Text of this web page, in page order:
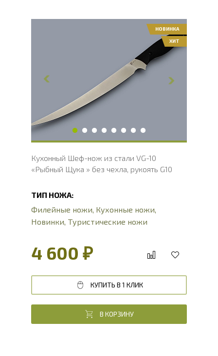
325
225
Толщина обуха, мм
2.1
Длина рукояти, мм
Твердость клинка, HRC
НОВИНКА
ХИТ
Кухонный Шеф-нож из стали VG-10
«Рыбный Щука » без чехла, рукоять G10
ТИП НОЖА:
Филейные ножи, Кухонные ножи,
Новинки, Туристические ножи
4 600 ₽
КУПИТЬ В 1 КЛИК
В КОРЗИНУ